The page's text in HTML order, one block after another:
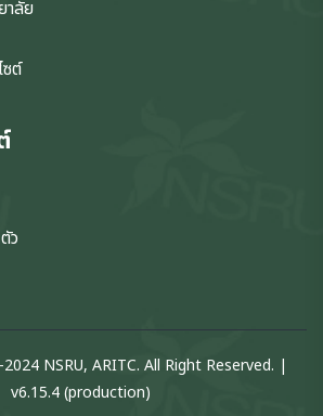
ลัย
ต์
ว
NSRU, ARITC. All Right Reserved. |
v6.15.4 (production)